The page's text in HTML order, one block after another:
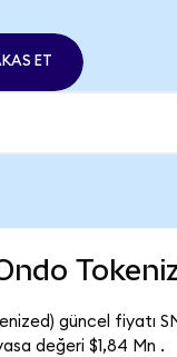
ET
güncel fiyatı
değeri $1,84 Mn .